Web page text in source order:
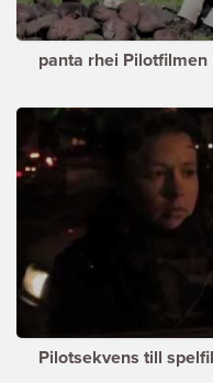
panta rhei Pilotfilmen